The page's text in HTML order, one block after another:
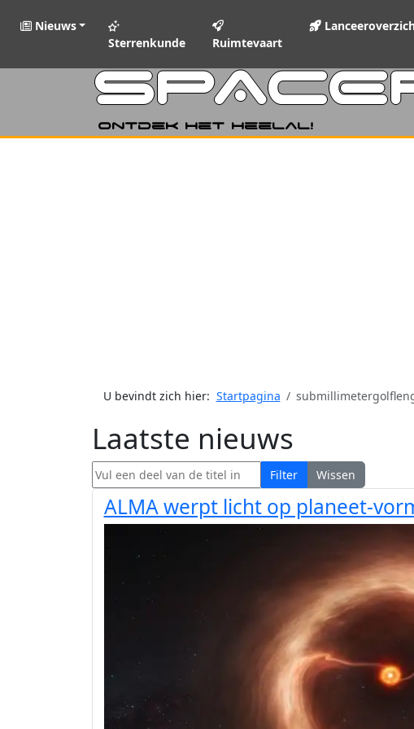
Nieuws
Sterrenkunde
Ruimtevaart
Ontdek het heelal!
U bevindt zich hier: Startpagina
Laatste nieuws
Vul een deel van de titel in Filter Wissen
ALMA werpt licht op planeet-